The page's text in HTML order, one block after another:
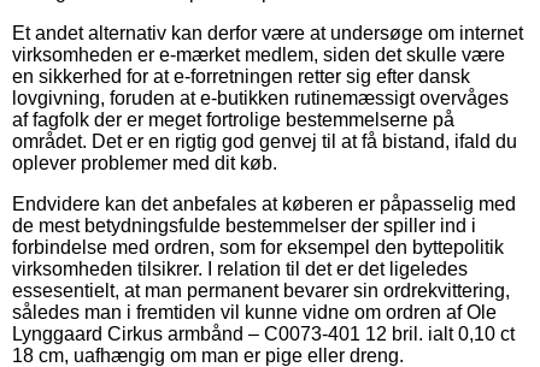
Et andet alternativ kan derfor være at undersøge om internet
virksomheden er e-mærket medlem, siden det skulle være
en sikkerhed for at e-forretningen retter sig efter dansk
lovgivning, foruden at e-butikken rutinemæssigt overvåges
af fagfolk der er meget fortrolige bestemmelserne på
området. Det er en rigtig god genvej til at få bistand, ifald du
oplever problemer med dit køb.
Endvidere kan det anbefales at køberen er påpasselig med
de mest betydningsfulde bestemmelser der spiller ind i
forbindelse med ordren, som for eksempel den byttepolitik
virksomheden tilsikrer. I relation til det er det ligeledes
essesentielt, at man permanent bevarer sin ordrekvittering,
således man i fremtiden vil kunne vidne om ordren af Ole
Lynggaard Cirkus armbånd – C0073-401 12 bril. ialt 0,10 ct
18 cm, uafhængig om man er pige eller dreng.